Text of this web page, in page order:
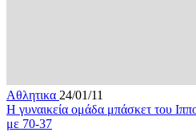
Αθλητικα 24/01/11
Η γυναικεία ομάδα μπάσκετ του
με 70-37